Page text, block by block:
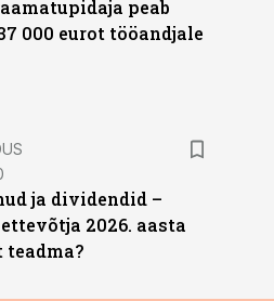
peab
000 eurot tööandjale
ja dividendid –
2026. aasta
teadma?